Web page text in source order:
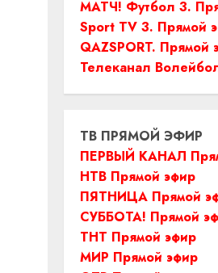
МАТЧ! Футбол 3.
Sport TV 3. Прямой
QAZSPORT. Прямой
Телеканал
ТВ ПРЯМОЙ ЭФИР
ПЕРВЫЙ КАНАЛ
НТВ Прямой эфир
ПЯТНИЦА Прямой
СУББОТА! Прямой
ТНТ Прямой эфир
МИР Прямой эфир